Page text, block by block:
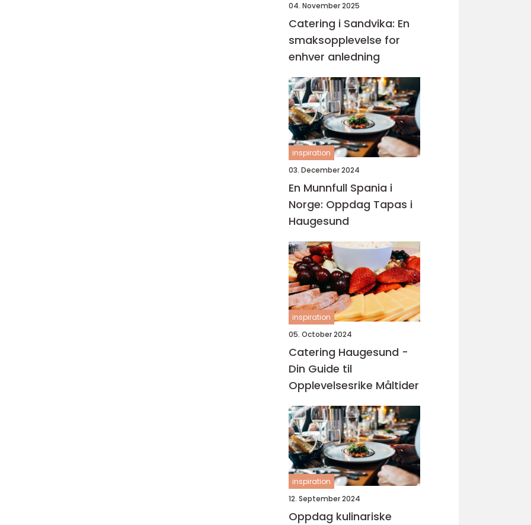
04. November 2025
Catering i Sandvika: En
smaksopplevelse for
enhver anledning
inspiration
03. December 2024
En Munnfull Spania i
Norge: Oppdag Tapas i
Haugesund
inspiration
05. October 2024
Catering Haugesund -
Din Guide til
Opplevelsesrike Måltider
inspiration
12. September 2024
Oppdag kulinariske